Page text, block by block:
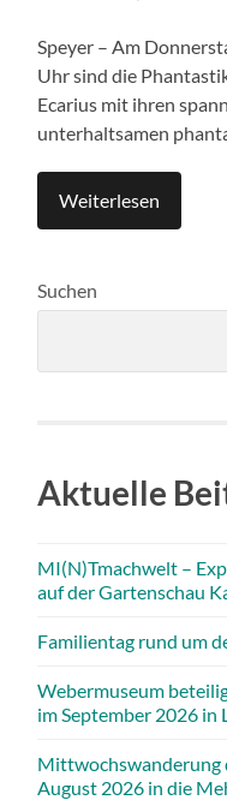
Speyer – Am
Uhr sind die
Ecarius mit ihren
unterhaltsamen
Weiterlesen
Suchen
Aktuelle
MI(N)Tmachwelt –
auf der Gartenschau
Familientag rund um
Webermuseum
im September 2026 in
Mittwochswanderung
August 2026 in die